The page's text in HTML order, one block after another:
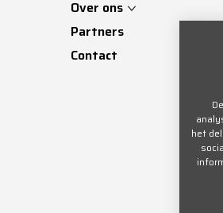
Over ons
Partners
Contact
het